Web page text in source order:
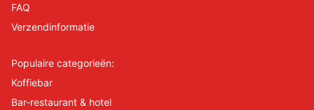
FAQ
Verzendinformatie
Populaire categorieën:
Koffiebar
Bar-restaurant & hotel